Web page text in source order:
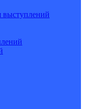
выступлений